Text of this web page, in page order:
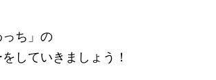
ち」の
していきましょう！